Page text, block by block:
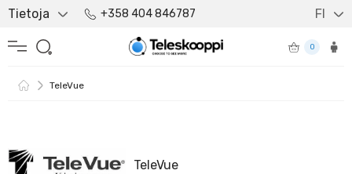
Tietoja +358 404 846787 FI
0
TeleVue
TeleVue